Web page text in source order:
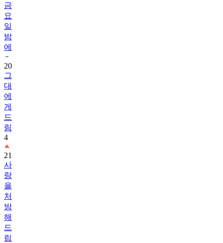
금
요
일
밤
에
20
그
대
에
게
드
림
4
21
사
랑
을
처
방
해
드
립